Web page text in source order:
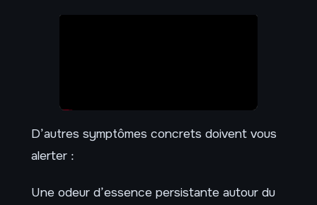
D’autres symptômes concrets doivent vous
alerter :
Une odeur d’essence persistante autour du